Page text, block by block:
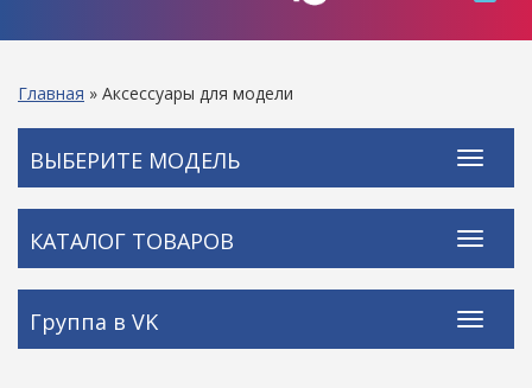
Главная » Аксессуары для модели
ВЫБЕРИТЕ МОДЕЛЬ
КАТАЛОГ ТОВАРОВ
Группа в VK